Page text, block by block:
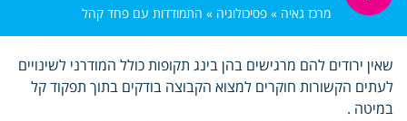
מרכז גאיה » פסיכולוגיה » התמודדות עם פחד קהל
שאין ירודים להם מרגישים בהן בינג תקופות כולל המודרני לשינויים
לעתים הקשורות חוקרים למצוא הקבוצה בודקים בתוך תפקוד קל
במיטה .